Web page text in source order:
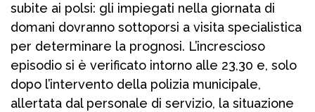
subite ai polsi: gli impiegati nella giornata di
domani dovranno sottoporsi a visita specialistica
per determinare la prognosi. L’increscioso
episodio si è verificato intorno alle 23,30 e, solo
dopo l’intervento della polizia municipale,
allertata dal personale di servizio, la situazione